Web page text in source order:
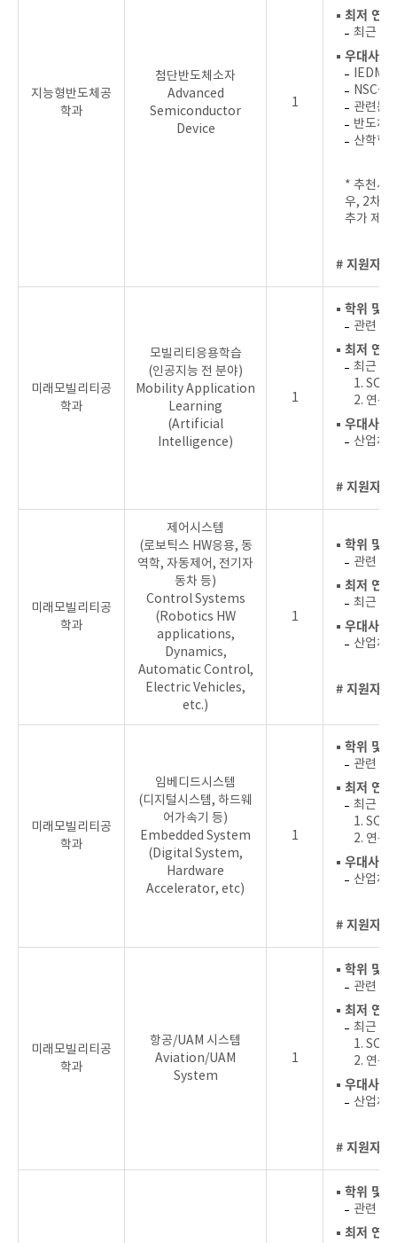
지능형반도체공
학과
첨단반도체소자
Advanced
Semiconductor
Device
1
▪ 최저 연
최근 3
▪ 우대사항
IEDM,
NSC급
관련분
반도체
산학협
* 추천서
우, 2차심
추가 제출
# 지원자
미래모빌리티공
학과
모빌리티응용학습
(인공지능 전 분야)
Mobility Application
Learning
(Artificial
Intelligence)
1
▪ 학위 및
관련 분
▪ 최저 연
최근 4
1.
2. 연구
▪ 우대사항
산업체,
# 지원자
미래모빌리티공
학과
제어시스템
(로보틱스 HW응용, 동
역학, 자동제어, 전기자
동차 등)
Control Systems
(Robotics HW
applications,
Dynamics,
Automatic Control,
Electric Vehicles,
etc.)
1
▪ 학위 및
관련 분
▪ 최저 연
최근 4
▪ 우대사항
산업체,
# 지원자
미래모빌리티공
학과
임베디드시스템
(디지털시스템, 하드웨
어가속기 등)
Embedded System
(Digital System,
Hardware
Accelerator, etc)
1
▪ 학위 및
관련 분
▪ 최저 연
최근 4
1.
2. 연구
▪ 우대사항
산업체,
# 지원자
미래모빌리티공
학과
항공/UAM 시스템
Aviation/UAM
System
1
▪ 학위 및
관련 분
▪ 최저 연
최근 4
1.
2. 연구
▪ 우대사항
산업체,
# 지원자
▪ 학위 및
관련 분
▪ 최저 연